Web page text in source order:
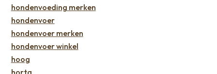
hondenvoeding merken
hondenvoer
hondenvoer merken
hondenvoer winkel
hoog